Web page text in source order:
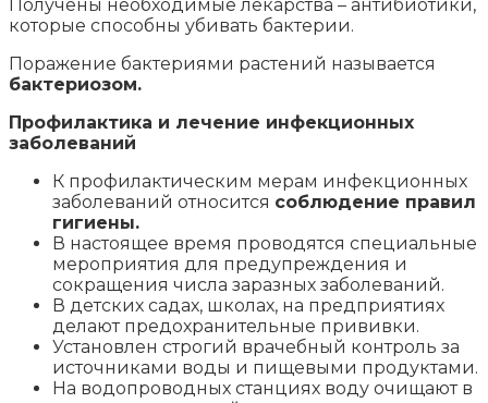
Получены необходимые лекарства – антибиотики,
которые способны убивать бактерии.
Поражение бактериями растений называется
бактериозом.
Профилактика и лечение инфекционных
заболеваний
К профилактическим мерам инфекционных
заболеваний относится соблюдение правил
гигиены.
В настоящее время проводятся специальные
мероприятия для предупреждения и
сокращения числа заразных заболеваний.
В детских садах, школах, на предприятиях
делают предохранительные прививки.
Установлен строгий врачебный контроль за
источниками воды и пищевыми продуктами.
На водопроводных станциях воду очищают в